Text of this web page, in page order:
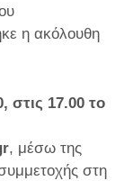
η ακόλουθη
στις 17.00 το
, μέσω της
στη